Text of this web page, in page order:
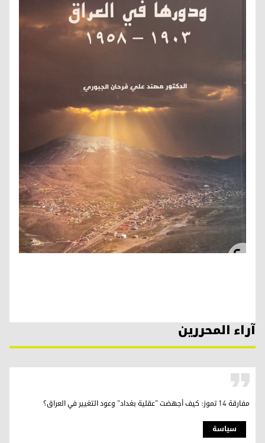
آراء المحررين
سیاسة
مفارقة 14 تموز: كيف أجهضت "عقلية بغداد" وعود التغيير في العراق؟